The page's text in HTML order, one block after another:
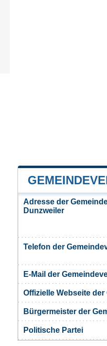
Adresse der
Dunzweiler
Telefon der
E-Mail der
Offizielle Webseite
Bürgermeister der
Politische Partei